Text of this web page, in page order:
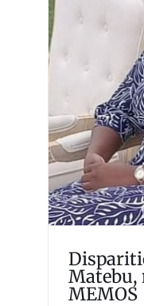
Matebu,
MEMOS